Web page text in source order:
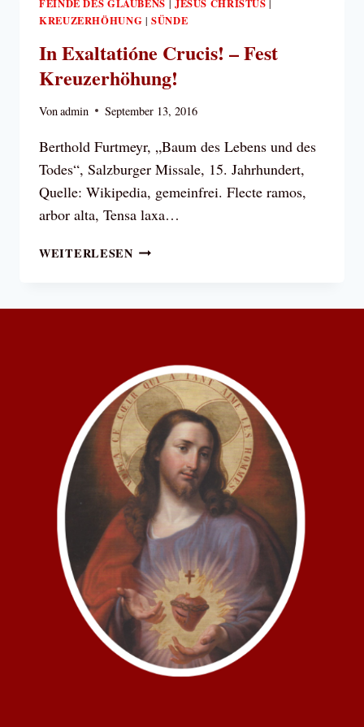
FEINDE DES GLAUBENS | JESUS CHRISTUS |
KREUZERHÖHUNG |SÜNDE
In Exaltatióne Crucis! – Fest
Kreuzerhöhung!
Vonadmin September 13, 2016
Berthold Furtmeyr, „Baum des Lebens und des
Todes“, Salzburger Missale, 15. Jahrhundert,
Quelle: Wikipedia, gemeinfrei. Flecte ramos,
arbor alta, Tensa laxa…
WEITERLESENIN
–